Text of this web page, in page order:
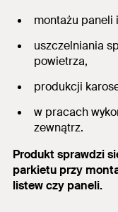
montażu paneli i
uszczelniania
powietrza,
produkcji
w pracach
zewnątrz.
Produkt sprawdzi
parkietu przy
listew czy paneli.